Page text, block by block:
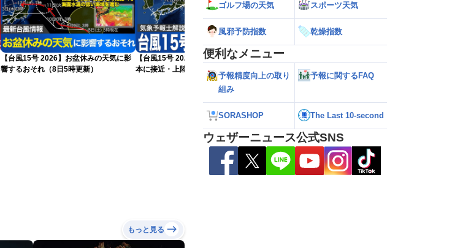
【台風15号 2026】お盆休みの天気に影
響するおそれ（8日5時更新）
【台風15号 2026】今後の進路は？北日
本に接近・上陸する可能性も（7日22時
【台風13号 2026】雨風の影響はいつま
で続く？／ウェザーニュース気象予報士
解説（7日22時情報）
もっと見る
ゴルフ場の天気 スポーツ天気
風邪予防指数 乾燥指数
便利なメニュー
予報精度向上の取り
組み
予報に関するFAQ
SORASHOP The Last 10-second
ウェザーニュース公式SNS